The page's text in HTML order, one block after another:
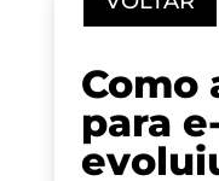
Como
para